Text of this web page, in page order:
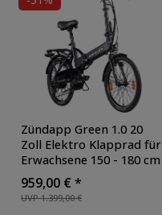
weiß/grün
Zündapp Green 1.0 20
Zoll Elektro Klapprad für
Erwachsene 150 - 180 cm
6 Gang E Klappfahrrad E
Bike Faltrad Pedelec
StVZO, Farbe: schwarz
UVP 1.399,00 €
959,00 € *